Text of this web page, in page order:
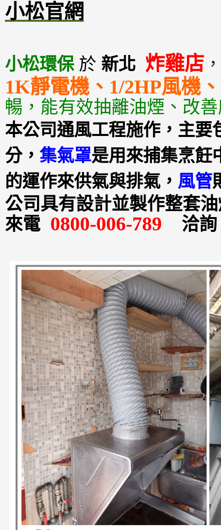
小松官網
小松環保 於 新北 炸雞店
1K靜電機、1/2HP風機
暢，能有效抽離油煙、改
本公司通風工程施作，主要
分， 集氣罩是用來捕集烹飪
的運作來供氣與排氣， 風管
公司具有設計並製作整套
來電 0800-006-789 洽